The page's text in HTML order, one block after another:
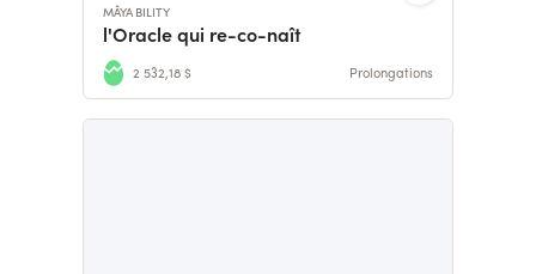
MÂYA BILITY
l'Oracle qui re-co-naît
2 532,18 $ Prolongations